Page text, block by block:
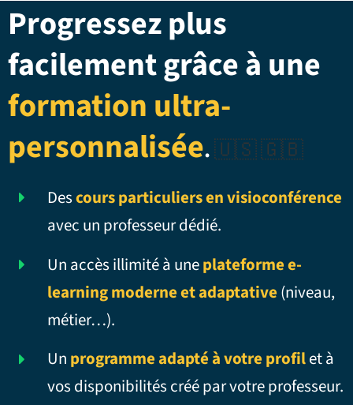
Progressez plus
facilement grâce à une
formation ultra-
personnalisée.🇺🇸 🇬🇧
Descours particuliers en visioconférence
avec un professeur dédié.
Un accès illimité à uneplateforme e-
learning moderne et adaptative (niveau,
métier…).
Un programme adapté à votre profilet à
vos disponibilités créé par votre professeur.